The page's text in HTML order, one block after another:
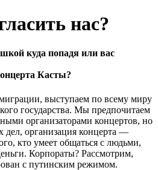
нас?
куда попадя или вас
Касты?
выступаем по всему миру
государства. Мы предпочитаем
организаторами концертов, но
дел, организация концерта —
кто умеет общаться с людьми,
Корпораты? Рассмотрим,
с путинским режимом.